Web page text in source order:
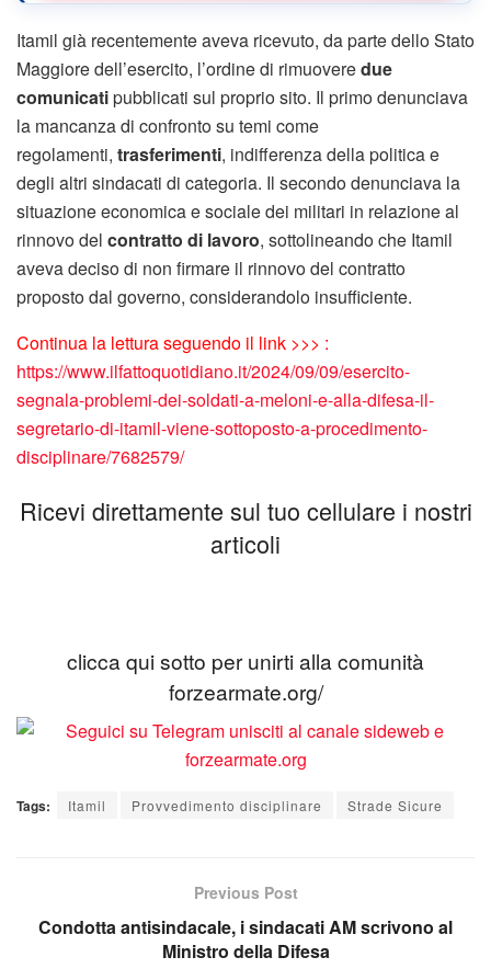
Itamil già recentemente aveva ricevuto, da parte dello Stato
Maggiore dell’esercito, l’ordine di rimuoveredue
comunicatipubblicati sul proprio sito. Il primo denunciava
la mancanza di confronto su temi come
regolamenti, trasferimenti, indifferenza della politica e
degli altri sindacati di categoria. Il secondo denunciava la
situazione economica e sociale dei militari in relazione al
rinnovo del contratto di lavoro, sottolineando che Itamil
aveva deciso di non firmare il rinnovo del contratto
proposto dal governo, considerandolo insufficiente.
Continua la lettura seguendo il link >>> :
https://www.ilfattoquotidiano.it/2024/09/09/esercito-
segnala-problemi-dei-soldati-a-meloni-e-alla-difesa-il-
segretario-di-itamil-viene-sottoposto-a-procedimento-
disciplinare/7682579/
Ricevi direttamente sul tuo cellulare i nostri
articoli
clicca qui sotto per unirti alla comunità
forzearmate.org/
Tags: Itamil Provvedimento disciplinare Strade Sicure
Previous Post
Condotta antisindacale, i sindacati AM scrivono al
Ministro della Difesa